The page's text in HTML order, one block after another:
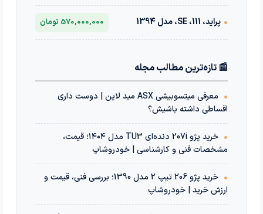
• پراید، 111، SE، مدل 1394 570,000,000 تومان
📰 تازه‌ترین مطالب مجله
•
معرفی میتسوبیشی ASX مید لاین | دوست داری
اقساطی داشته باشیش؟
•
خرید پژو 207i دنده‌ای TU3 مدل ۱۴۰۴؛ قیمت،
مشخصات فنی و کارشناسی | خودروشاپ
•
خرید پژو 206 تیپ 2 مدل 1390؛ بررسی فنی، قیمت و
ارزش خرید | خودروشاپ